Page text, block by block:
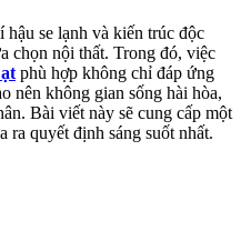
se lạnh và kiến trúc độc
chọn nội thất. Trong đó, việc
phù hợp không chỉ đáp ứng
nên không gian sống hài hòa,
Bài viết này sẽ cung cấp một
ra quyết định sáng suốt nhất.